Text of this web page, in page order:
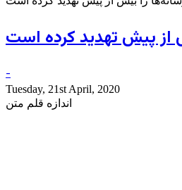
از پیش تهدید کرده است
-
Tuesday, 21st April, 2020
اندازه قلم متن